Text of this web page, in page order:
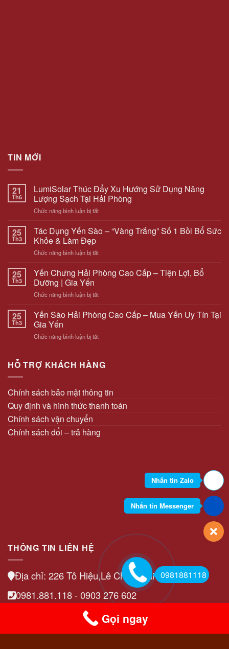
TIN MỚI
21
Th6
LumiSolar Thúc Đẩy Xu Hướng Sử Dụng Năng
Lượng Sạch Tại Hải Phòng
Chức năng bình luận bị tắtở
Đẩy
Hướng
Dụng
Sạch
Hải
25
Th3
Tác Dụng Yến Sào – “Vàng Trắng” Số 1 Bồi Bổ Sức
Khỏe & Làm Đẹp
Chức năng bình luận bị tắtở
Dụng
Yến
–
Trắng”
Số
Bồi
Khỏe
Đẹp
25
Th3
Yến Chưng Hải Phòng Cao Cấp – Tiện Lợi, Bổ
Dưỡng | Gia Yến
Chức năng bình luận bị tắtở
Chưng
Hải
Cao
Tiện
Dưỡng
|
Gia
25
Th3
Yến Sào Hải Phòng Cao Cấp – Mua Yến Uy Tín Tại
Gia Yến
Chức năng bình luận bị tắtở
Hải
Phòng
–
Mua
Tín
Tại
HỖ TRỢ KHÁCH HÀNG
Chính sách bảo mật thông tin
Quy định và hình thức thanh toán
Chính sách vận chuyển
Chính sách đổi – trả hàng
THÔNG TIN LIÊN HỆ
Địa chỉ: 226 Tô Hiệu,Lê Chân, Hải Phòng
0981.881.118 - 0903 276 602
olayen@gmail.com
https://g.page/r/CQBWiPNdsZ-5EAE
Gọi ngay
0981881118
Nhắn tin Zalo
Nhắn tin Messenger